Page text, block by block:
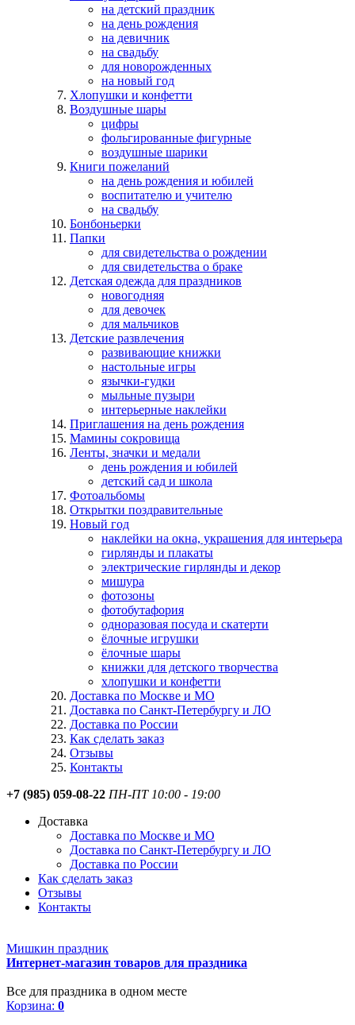
на детский праздник
на день рождения
на девичник
на свадьбу
для новорожденных
на новый год
Хлопушки и конфетти
Воздушные шары
цифры
фольгированные фигурные
воздушные шарики
Книги пожеланий
на день рождения и юбилей
воспитателю и учителю
на свадьбу
Бонбоньерки
Папки
для свидетельства о рождении
для свидетельства о браке
Детская одежда для праздников
новогодняя
для девочек
для мальчиков
Детские развлечения
развивающие книжки
настольные игры
язычки-гудки
мыльные пузыри
интерьерные наклейки
Приглашения на день рождения
Мамины сокровища
Ленты, значки и медали
день рождения и юбилей
детский сад и школа
Фотоальбомы
Открытки поздравительные
Новый год
наклейки на окна, украшения для интерьера
гирлянды и плакаты
электрические гирлянды и декор
мишура
фотозоны
фотобутафория
одноразовая посуда и скатерти
ёлочные игрушки
ёлочные шары
книжки для детского творчества
хлопушки и конфетти
Доставка по Москве и МО
Доставка по Санкт-Петербургу и ЛО
Доставка по России
Как сделать заказ
Отзывы
Контакты
+7 (985) 059-08-22 ПН-ПТ 10:00 - 19:00
Доставка
Доставка по Москве и МО
Доставка по Санкт-Петербургу и ЛО
Доставка по России
Как сделать заказ
Отзывы
Контакты
Мишкин праздник
Интернет-магазин товаров для праздника
Все для праздника в одном месте
Корзина: 0